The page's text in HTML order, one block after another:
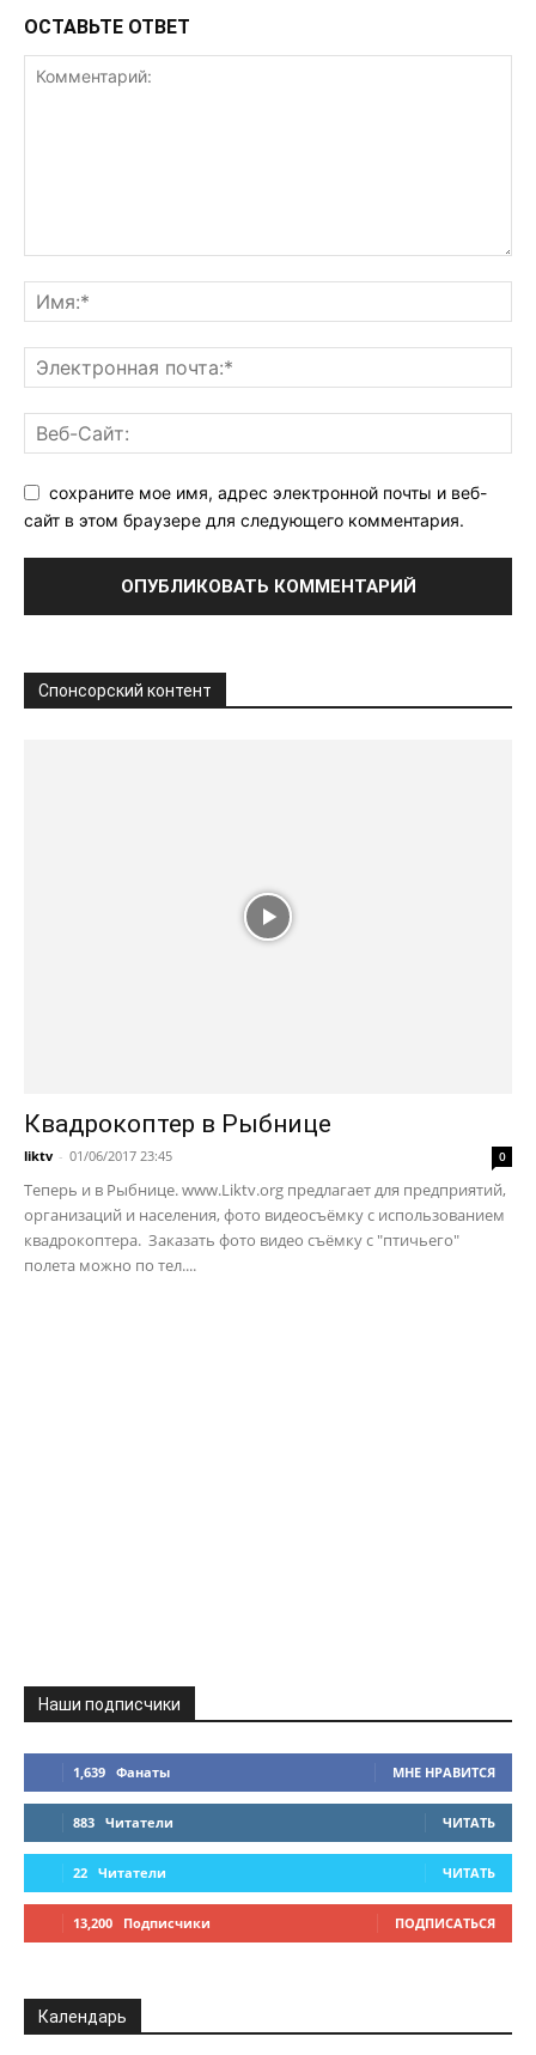
ОСТАВЬТЕ ОТВЕТ
сохраните мое имя, адрес электронной почты и веб-
сайт в этом браузере для следующего комментария.
Спонсорский контент
Квадрокоптер в Рыбнице
liktv - 01/06/2017 23:45 0
Теперь и в Рыбнице. www.Liktv.org предлагает для предприятий,
организаций и населения, фото видеосъёмку с использованием
квадрокоптера. Заказать фото видео съёмку с "птичьего"
полета можно по тел....
Наши подписчики
1,639 Фанаты МНЕ НРАВИТСЯ
883 Читатели ЧИТАТЬ
22 Читатели ЧИТАТЬ
13,200 Подписчики ПОДПИСАТЬСЯ
Календарь